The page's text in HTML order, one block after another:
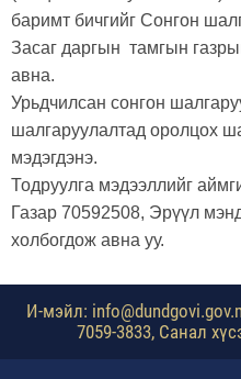
баримт бичгийг Сонгон
Засаг даргын тамгын
авна.
Урьдчилсан сонгон
шалгаруулалтад оролцох
мэдэгдэнэ.
Тодруулга мэдээллийг
Газар 70592508, Эрүүл
холбогдож авна уу.
И-мэйл:
7059-3833, Санал